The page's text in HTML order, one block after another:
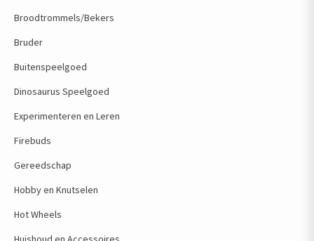
Broodtrommels/Bekers
Bruder
Buitenspeelgoed
Dinosaurus Speelgoed
Experimenteren en Leren
Firebuds
Gereedschap
Hobby en Knutselen
Hot Wheels